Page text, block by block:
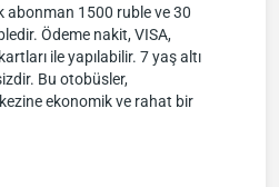
abonman 1500 ruble ve 30
Ödeme nakit, VISA,
ile yapılabilir. 7 yaş altı
Bu otobüsler,
ekonomik ve rahat bir